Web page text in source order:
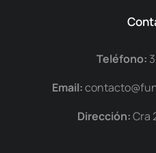
Teléfono:
Email:
Dirección:Cra